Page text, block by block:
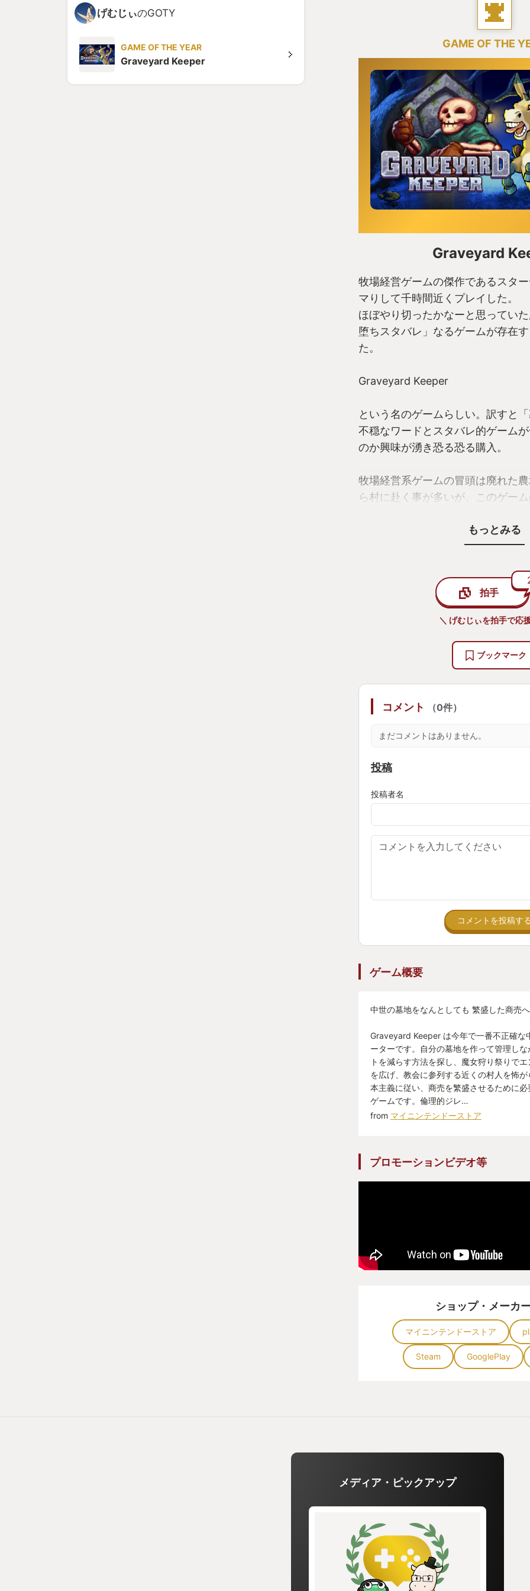
げむじぃのGOTY
GAME OF THE YEAR
Graveyard Keeper
GAME OF THE
Graveyard
牧場経営ゲームの傑作であるスタ
マりして千時間近くプレイした。
ほぼやり切ったかなーと思ってい
堕ちスタバレ」なるゲームが存在
た。
Graveyard Keeper
という名のゲームらしい。訳すと「
不穏なワードとスタバレ的ゲーム
のか興味が湧き恐る恐る購入。
牧場経営系ゲームの冒頭は廃れた
ら村に赴く事が多いが、このゲー
目覚めた場所は寂れた教会と墓場
る場所に行くと「喋る頭蓋骨」が
レ指示してくる。
話を進めて行くとどうやら元の世
ることが出来るかもしれないとの事
主な仕事は荒れた墓の修繕、教会
やがて鈴の音と共にロバがあるモ
墓守なのだから埋葬作業はするん
「遺体の解体」だ。
このゲームは墓場を整備するにあ
遺体はそのまま埋葬するには品質
解剖室に運び血液と脂肪を摘出す
遺体を墓に埋葬すると墓のグレー
みだ。
遺体の品質てっ！！！笑
また遺体の肉を摘出し店に持って
めちゃくちゃやこの世界！！
暗い！怖い！忙しい！死体解剖し
してるんだからロバ死体持ってくん
に人が集まり始め、村人からの信
さあ皆んなも新鮮な遺体をGETだ
もっとみる
拍手
＼ げむじぃを拍手で応
ブックマーク
コメント （0件）
まだコメントはありません。
投稿
投稿者名
コメントを投稿する
ゲーム概要
中世の墓地をなんとしても 繁盛した商売
Graveyard Keeper は今年で一番不正確な
ーターです。自分の墓地を作って管理し
トを減らす方法を探し、魔女狩り祭りで
を広げ、教会に参列する近くの村人を怖
本主義に従い、商売を繁盛させるために
ゲームです。倫理的ジレ…
from マイニンテンドーストア
プロモーションビデオ等
ショップ・メーカ
マイニンテンドーストア
Steam GooglePlay
メディア・ピックアップ